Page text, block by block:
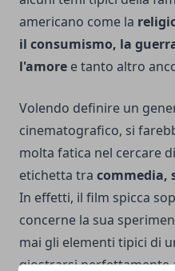
americano come la
il consumismo, la
l'amore e tanto altro
Volendo definire un
cinematografico, si
molta fatica nel cercare
etichetta tra commedia,
In effetti, il film spicca
concerne la sua
mai gli elementi tipici di
giostrarsi perfettamente